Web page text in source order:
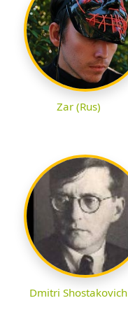
Zar (Rus)
Dmitri Shostakovich